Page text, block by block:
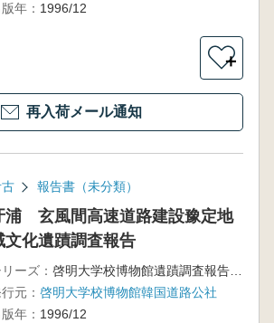
年： 1996/12
＋
再入荷メール通知
報告書（未分類）
浦 玄風間高速道路建設豫定地
文化遺蹟調査報告
ーズ：
啓明大学校博物館遺蹟調査報告第5輯
元： 啓明大学校博物館韓国道路公社
年： 1996/12